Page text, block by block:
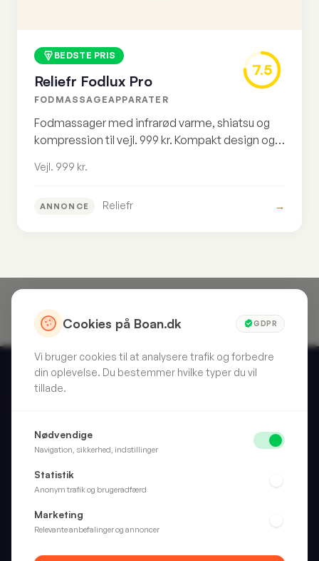
BEDSTE PRIS
Reliefr Fodlux Pro
FODMASSAGEAPPARATER
7.5
Fodmassager med infrarød varme, shiatsu og
kompression til vejl. 999 kr. Kompakt design og
Vejl. 999 kr.
ANNONCE Reliefr →
Cookies på Boan.dk GDPR
Vi bruger cookies til at analysere trafik og forbedre
din oplevelse. Du bestemmer hvilke typer du vil
tillade.
Nødvendige
Navigation, sikkerhed, indstillinger
Statistik
Anonym trafik og brugeradfærd
Marketing
Relevante anbefalinger og annoncer
Skarpt valg. Hver gang. Vi anmelder forbrugerprodukter, så
du slipper for at gætte.
Hjem